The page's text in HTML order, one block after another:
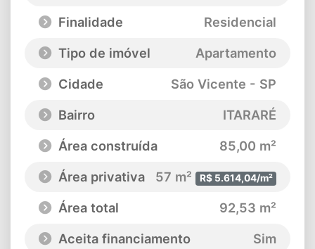
Finalidade
Residencial
Tipo de imóvel
Apartamento
Cidade
São Vicente - SP
Bairro
ITARARÉ
Área construída
85,00 m²
Área privativa
57 m² R$ 5.614,04/m²
Área total
92,53 m²
Aceita financiamento
Sim